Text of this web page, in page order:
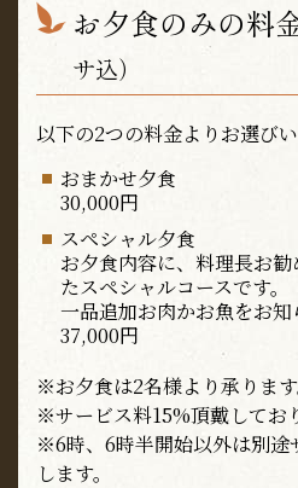
お夕食のみの料
サ込）
以下の2つの料金よりお選びい
おまかせ夕食
30,000円
スペシャル夕食
お夕食内容に、料理長お
たスペシャルコースです。
一品追加お肉かお魚をお知
37,000円
※お夕食は2名様より承ります
※サービス料15%頂戴してお
※6時、6時半開始以外は別途
します。